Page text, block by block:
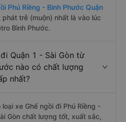
Phú Riềng - Bình Phước Quận
trễ (muộn) nhất là vào lúc
Bình Phước.
Quận 1 - Sài Gòn từ
nào có chất lượng
nhất?
xe Ghế ngồi đi Phú Riềng -
Gòn chất lượng tốt, xuất sắc,